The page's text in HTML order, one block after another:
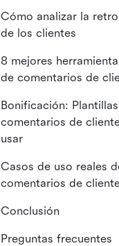
Cómo analizar la
de los clientes
8 mejores
de comentarios de
Bonificación:
comentarios de
usar
Casos de uso reales
comentarios de
Conclusión
Preguntas frecuentes